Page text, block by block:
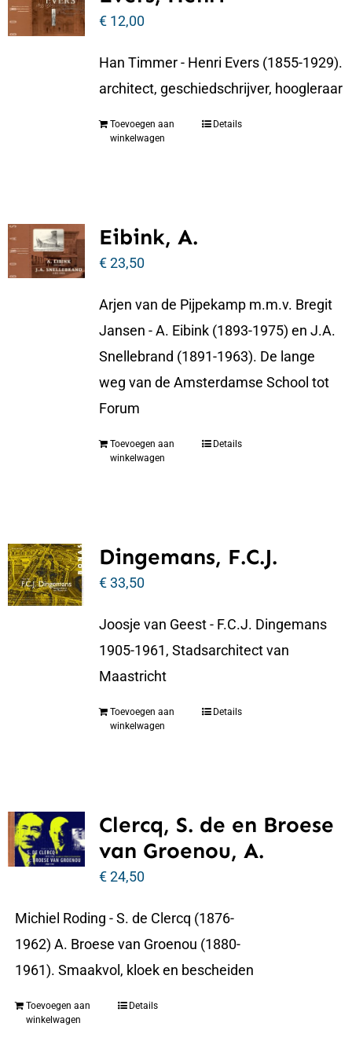
€12,00
Han Timmer - Henri Evers (1855-1929).
architect, geschiedschrijver, hoogleraar
Toevoegen aan
winkelwagen
Details
Eibink, A.
€23,50
Arjen van de Pijpekamp m.m.v. Bregit
Jansen - A. Eibink (1893-1975) en J.A.
Snellebrand (1891-1963). De lange
weg van de Amsterdamse School tot
Forum
Toevoegen aan
winkelwagen
Details
Dingemans, F.C.J.
€33,50
Joosje van Geest - F.C.J. Dingemans
1905-1961, Stadsarchitect van
Maastricht
Toevoegen aan
winkelwagen
Details
Clercq, S. de en Broese
van Groenou, A.
€24,50
Michiel Roding - S. de Clercq (1876-
1962) A. Broese van Groenou (1880-
1961). Smaakvol, kloek en bescheiden
Toevoegen aan
winkelwagen
Details